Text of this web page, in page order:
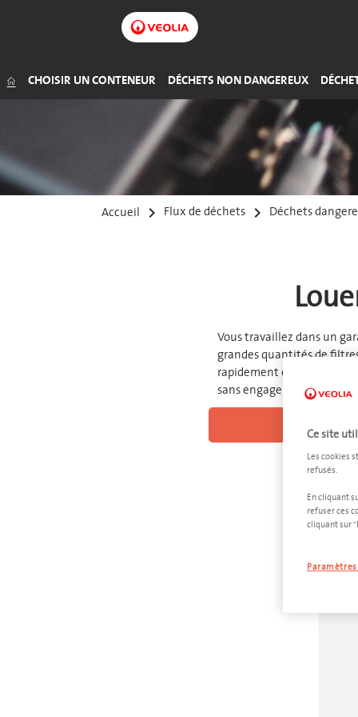
CHOISIR UN CONTENEUR DÉCHETS NON DANGEREUX
Déchets organiques
Déchets verts
Petits déchets dangereux
Liquide de frein
Commerce (non alimentaire)
Accueil keyboard_arrow_right Flux de déchets keyboard_arrow_right Déchets
Vous travaillez dans un
grandes quantités de
rapidement et
sans engagement.
Ce site
Les cookies
refusés.
En cliquant
refuser ces
cliquant sur